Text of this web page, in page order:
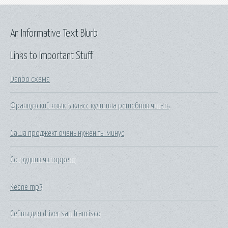
Links to Important Stuff
Danbo схема
Французский язык 5 класс кулигина решебник читать
Саша проджект очень нужен ты минус
Сотрудник чк торрент
Keane mp3
Сейвы для driver san francisco
An Informative Text Blurb